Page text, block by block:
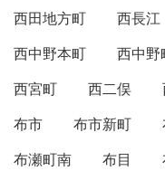
西田地方町
西長江
西中野本町
西中野
西宮町
西二俣
布市
布市新町
布瀬町南
布目